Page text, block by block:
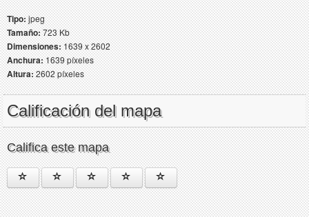
Tipo:jpeg
Tamaño:723 Kb
Dimensiones:1639 x 2602
Anchura:1639 píxeles
Altura:2602 píxeles
Calificación del mapa
Califica este mapa